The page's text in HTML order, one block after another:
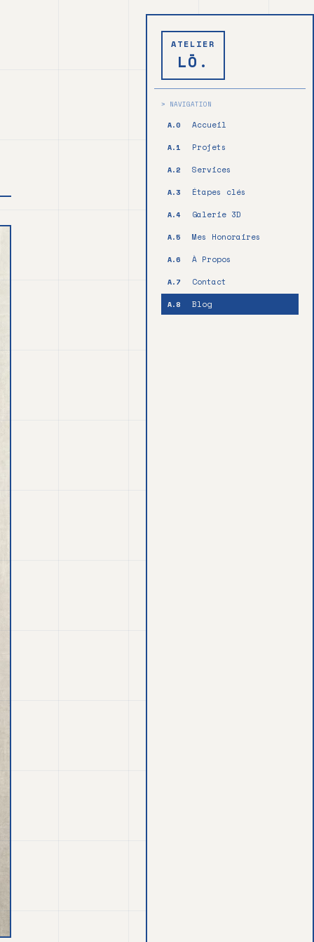
ATELIER
LŌ.
> NAVIGATION
A.0 Accueil
A.1 Projets
A.2 Services
A.3 Étapes clés
A.4 Galerie 3D
A.5 Mes Honoraires
A.6 À Propos
A.7 Contact
A.8 Blog